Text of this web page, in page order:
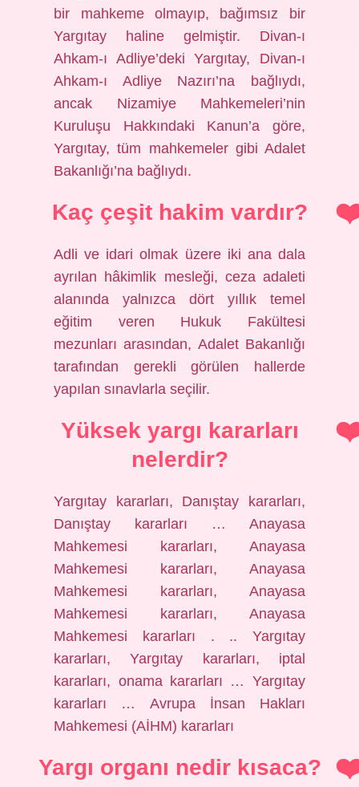
bir mahkeme olmayıp, bağımsız bir
Yargıtay haline gelmiştir. Divan-ı
Ahkam-ı Adliye’deki Yargıtay, Divan-ı
Ahkam-ı Adliye Nazırı’na bağlıydı,
ancak Nizamiye Mahkemeleri’nin
Kuruluşu Hakkındaki Kanun’a göre,
Yargıtay, tüm mahkemeler gibi Adalet
Bakanlığı’na bağlıydı.
Kaç çeşit hakim vardır?
Adli ve idari olmak üzere iki ana dala
ayrılan hâkimlik mesleği, ceza adaleti
alanında yalnızca dört yıllık temel
eğitim veren Hukuk Fakültesi
mezunları arasından, Adalet Bakanlığı
tarafından gerekli görülen hallerde
yapılan sınavlarla seçilir.
Yüksek yargı kararları
nelerdir?
Yargıtay kararları, Danıştay kararları,
Danıştay kararları … Anayasa
Mahkemesi kararları, Anayasa
Mahkemesi kararları, Anayasa
Mahkemesi kararları, Anayasa
Mahkemesi kararları, Anayasa
Mahkemesi kararları . .. Yargıtay
kararları, Yargıtay kararları, iptal
kararları, onama kararları … Yargıtay
kararları … Avrupa İnsan Hakları
Mahkemesi (AİHM) kararları
Yargı organı nedir kısaca?